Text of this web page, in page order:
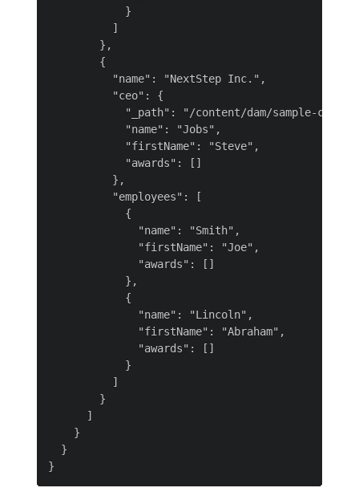
            }
          ]
        },
        {
          "name": "NextStep Inc.",
          "ceo": {
"_path": "/content/dam/sample-
            "name": "Jobs",
            "firstName": "Steve",
            "awards": []
          },
          "employees": [
            {
              "name": "Smith",
              "firstName": "Joe",
              "awards": []
            },
            {
              "name": "Lincoln",
              "firstName": "Abraham",
              "awards": []
            }
          ]
        }
      ]
    }
  }